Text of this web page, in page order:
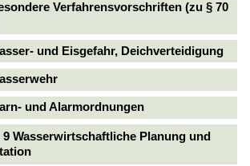
Verfahrensvorschriften (zu § 70
und Eisgefahr, Deichverteidigung
und Alarmordnungen
Wasserwirtschaftliche Planung und